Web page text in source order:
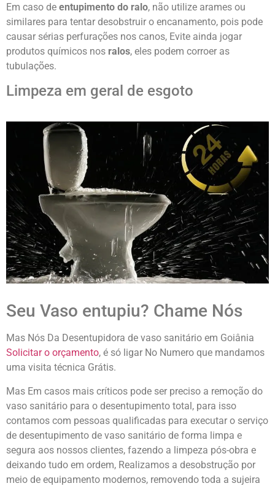
Em caso de entupimento do ralo, não utilize arames ou
similares para tentar desobstruir o encanamento, pois pode
causar sérias perfurações nos canos, Evite ainda jogar
produtos químicos nos ralos, eles podem corroer as
tubulações.
Limpeza em geral de esgoto
Seu Vaso entupiu? Chame Nós
Mas Nós Da Desentupidora de vaso sanitário em Goiânia
Solicitar o orçamento, é só ligar No Numero que mandamos
uma visita técnica Grátis.
Mas Em casos mais críticos pode ser preciso a remoção do
vaso sanitário para o desentupimento total, para isso
contamos com pessoas qualificadas para executar o serviço
de desentupimento de vaso sanitário de forma limpa e
segura aos nossos clientes, fazendo a limpeza pós-obra e
deixando tudo em ordem, Realizamos a desobstrução por
meio de equipamento modernos, removendo toda a sujeira